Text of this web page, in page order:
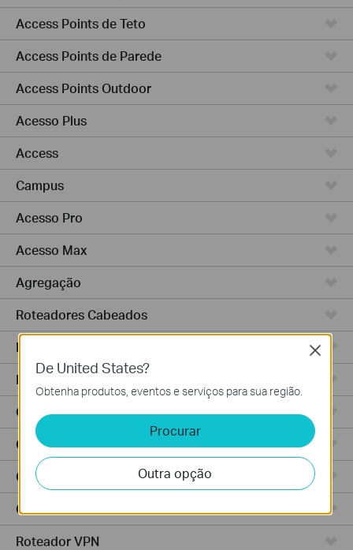
Access Points de Teto
Access Points de Parede
Access Points Outdoor
Acesso Plus
Access
Campus
Acesso Pro
Acesso Max
Agregação
Roteadores Cabeados
Roteadores Wi-Fi
Roteadores Integrados
Controlador Baseado em Nuvem
Controlador Hardware
Controlador Software
Câmeras IP
Roteador VPN
De United States?
Obtenha produtos, eventos e serviços para sua região.
Procurar
Outra opção
Close